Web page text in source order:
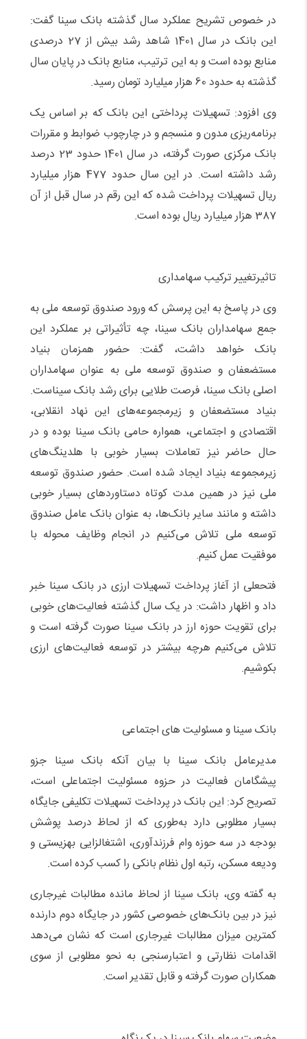
در خصوص تشریح عملکرد سال گذشته بانک سینا گفت:
این بانک در سال 1401 شاهد رشد بیش از 27 درصدی
منابع بوده است و به این ترتیب، منابع بانک در پایان سال
گذشته به حدود 60 هزار میلیارد تومان رسید.
وی افزود: تسهیلات پرداختی این بانک که بر اساس یک
برنامه‌ریزی مدون و منسجم و در چارچوب ضوابط و مقررات
بانک مرکزی صورت گرفته، در سال 1401 حدود 23 درصد
رشد داشته است. در این سال حدود 477 هزار میلیارد
ریال تسهیلات پرداخت شده که این رقم در سال قبل از آن
387 هزار میلیارد ریال بوده است.
تاثیرتغییر ترکیب سهامداری
وی در پاسخ به این پرسش که ورود صندوق توسعه ملی به
جمع سهامداران بانک سینا، چه تأثیراتی بر عملکرد این
بانک خواهد داشت، گفت: حضور همزمان بنیاد
مستضعفان و صندوق توسعه ملی به عنوان سهامداران
اصلی بانک سینا، فرصت طلایی برای رشد بانک سیناست.
بنیاد مستضعفان و زیرمجموعه‌های این نهاد انقلابی،
اقتصادی و اجتماعی، همواره حامی بانک سینا بوده و در
حال حاضر نیز تعاملات بسیار خوبی با هلدینگ‌های
زیرمجموعه بنیاد ایجاد شده است. حضور صندوق توسعه
ملی نیز در همین مدت کوتاه دستاوردهای بسیار خوبی
داشته و مانند سایر بانک‌ها، به عنوان بانک عامل صندوق
توسعه ملی تلاش می‌کنیم در انجام وظایف محوله با
موفقیت عمل کنیم.
فتحعلی از آغاز پرداخت تسهیلات ارزی در بانک سینا خبر
داد و اظهار داشت: در یک سال گذشته فعالیت‌های خوبی
برای تقویت حوزه ارز در بانک سینا صورت گرفته است و
تلاش می‌کنیم هرچه بیشتر در توسعه فعالیت‌های ارزی
بکوشیم.
بانک سینا و مسئولیت های اجتماعی
مدیرعامل بانک سینا با بیان آنکه بانک سینا جزو
پیشگامان فعالیت در حزوه مسئولیت اجتماعلی است،
تصریح کرد: این بانک در پرداخت تسهیلات تکلیفی جایگاه
بسیار مطلوبی دارد به‌طوری که از لحاظ درصد پوشش
بودجه در سه حوزه وام فرزندآوری، اشتغالزایی بهزیستی و
ودیعه مسکن، رتبه اول نظام بانکی را کسب کرده است.
به گفته وی، بانک سینا از لحاظ مانده مطالبات غیرجاری
نیز در بین بانک‌های خصوصی کشور در جایگاه دوم دارنده
کمترین میزان مطالبات غیرجاری است که نشان می‌دهد
اقدامات نظارتی و اعتبارسنجی به نحو مطلوبی از سوی
همکاران صورت گرفته و قابل تقدیر است.